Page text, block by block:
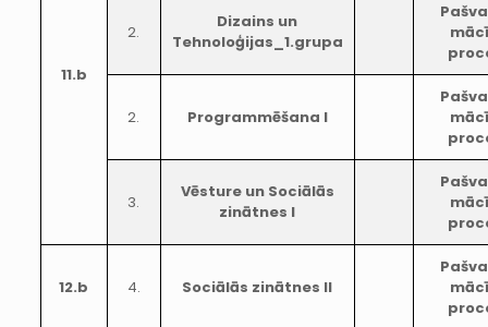
11.b
2.
Dizains un
Tehnoloģijas_1.grupa
2. Programmēšana I
3.
Vēsture un Sociālās
zinātnes I
12.b 4. Sociālās zinātnes II